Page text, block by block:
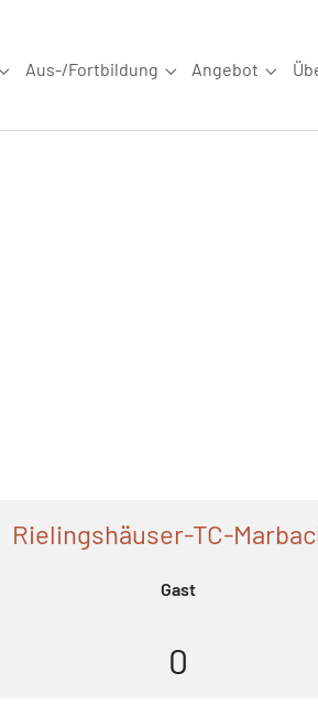
Submenu for "Wettkampfsport"
Aus-/Fortbildung
Submenu for
Angebot
Rielingshäuser-TC-
Gast
0